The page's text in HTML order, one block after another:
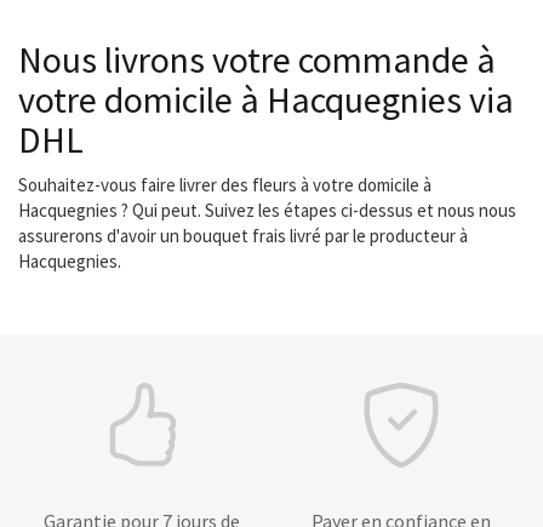
Nous livrons votre commande à
votre domicile à Hacquegnies via
DHL
Souhaitez-vous faire livrer des fleurs à votre domicile à
Hacquegnies ? Qui peut. Suivez les étapes ci-dessus et nous nous
assurerons d'avoir un bouquet frais livré par le producteur à
Hacquegnies.
Garantie pour 7 jours de Payer en confiance en